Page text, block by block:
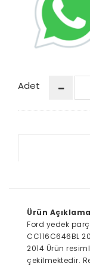
Adet
Ürün
Ford yedek
CC116C646BL
2014 Ürün
çekilmektedir.